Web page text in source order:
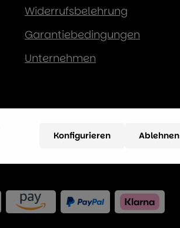
Widerrufsbelehrung
Garantiebedingungen
Unternehmen
Ablehnen
Konfigurieren